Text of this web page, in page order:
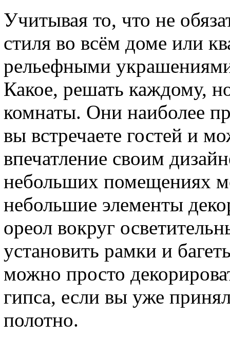
Учитывая то, что не
стиля во всём доме или
рельефными
Какое, решать каждому,
комнаты. Они наиболее
вы встречаете гостей и
впечатление своим
небольших помещениях
небольшие элементы
ореол вокруг
установить рамки и
можно просто
гипса, если вы уже
полотно.